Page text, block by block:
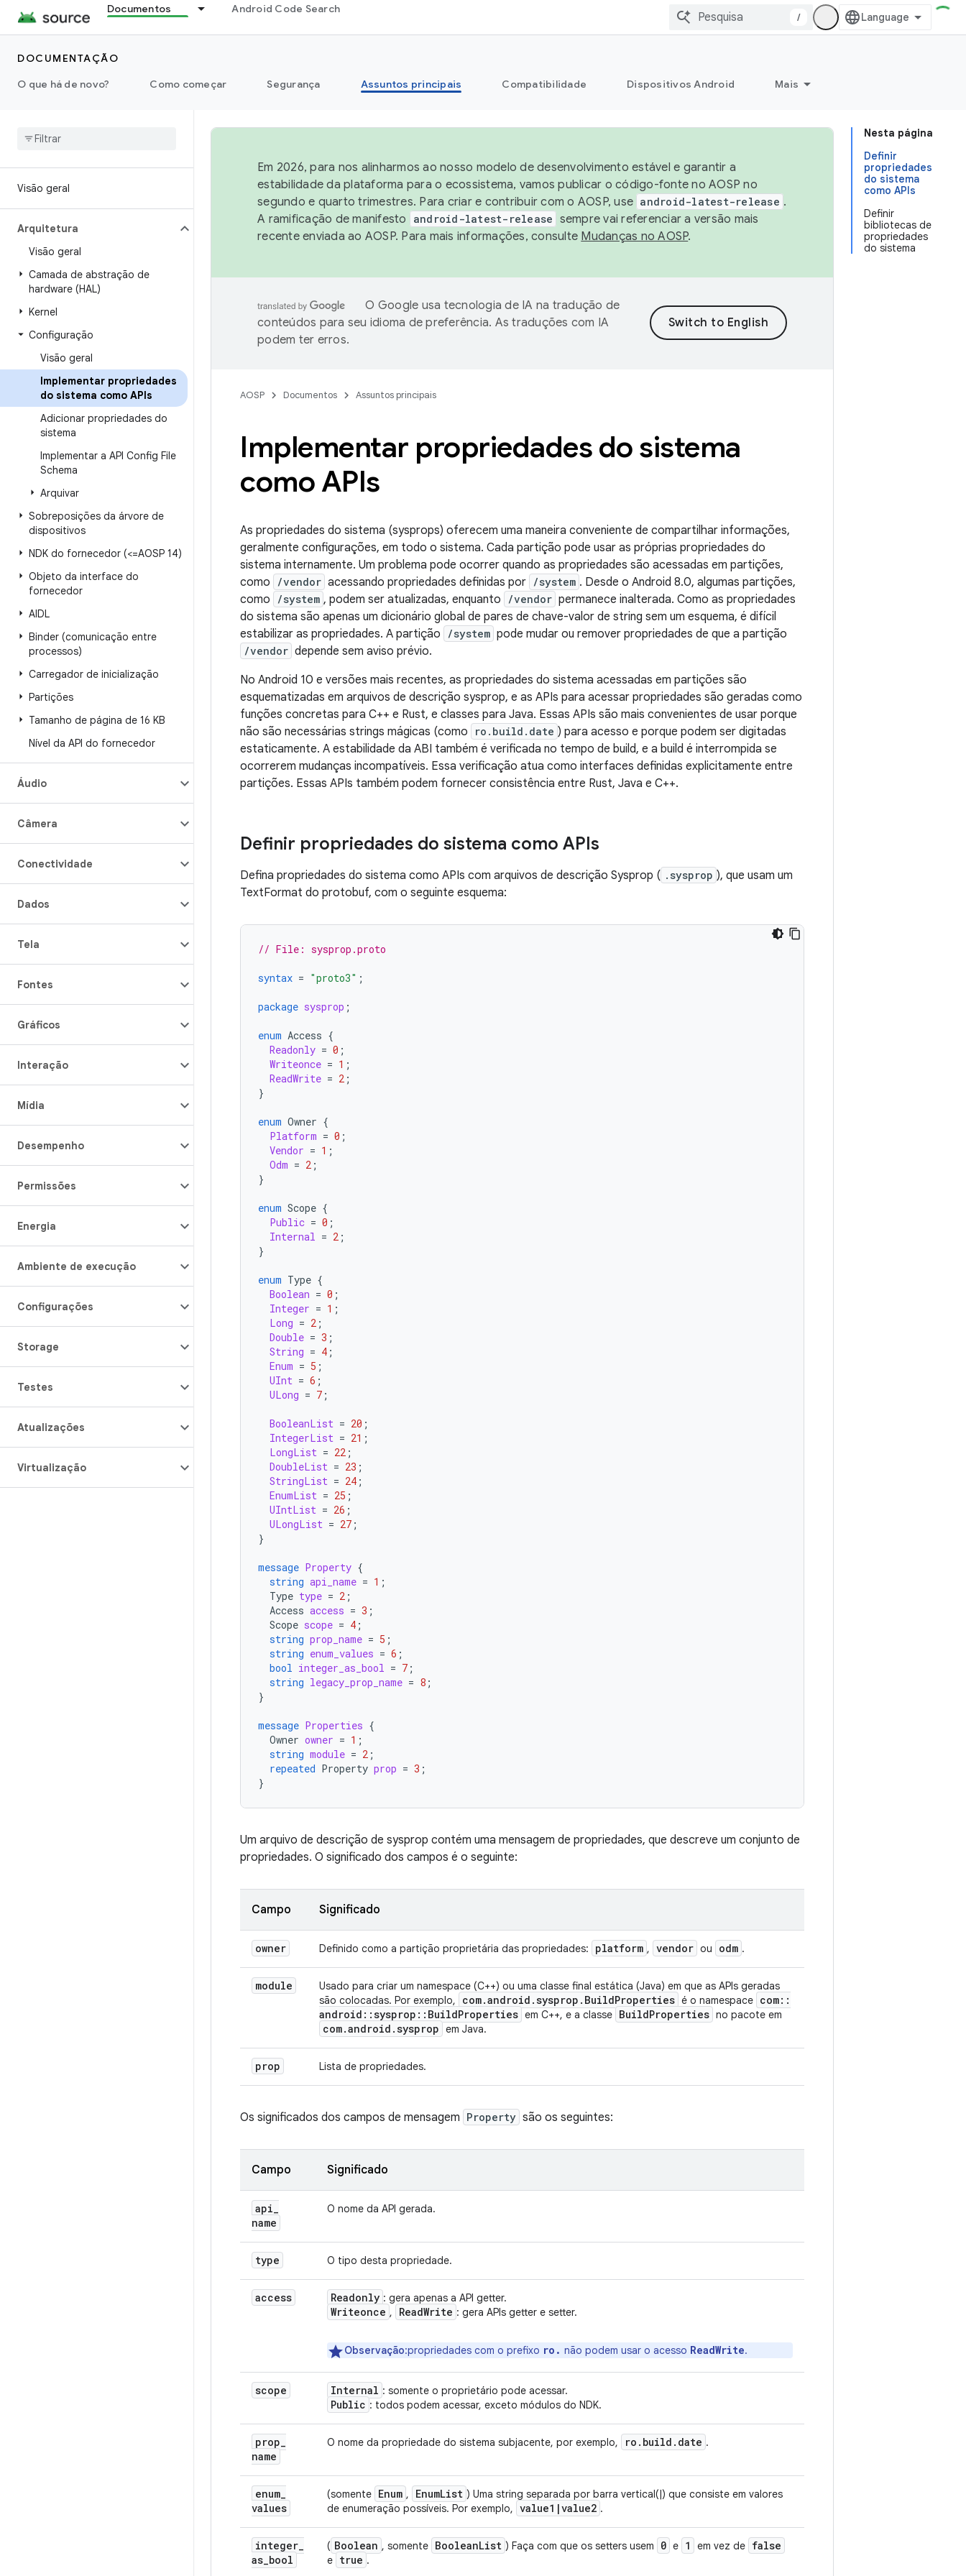
Documentos Android Code Search
/
DOCUMENTAÇÃO
O que há de novo?
Como começar Segurança Assuntos principais Compatibilidade Dispositivos Android Mais
Visão geral
Arquitetura
Visão geral
Camada de abstração de
hardware (HAL)
Kernel
Configuração
Visão geral
Implementar propriedades
do sistema como APIs
Adicionar propriedades do
sistema
Implementar a API Config File
Schema
Arquivar
Sobreposições da árvore de
dispositivos
NDK do fornecedor (<=AOSP 14)
Objeto da interface do
fornecedor
AIDL
Binder (comunicação entre
processos)
Carregador de inicialização
Partições
Tamanho de página de 16 KB
Nível da API do fornecedor
Áudio
Câmera
Conectividade
Dados
Tela
Fontes
Gráficos
Interação
Mídia
Desempenho
Permissões
Energia
Ambiente de execução
Configurações
Storage
Testes
Atualizações
Virtualização
Nesta página
Definir
propriedades
do sistema
como APIs
Definir
bibliotecas de
propriedades
do sistema
Em 2026, para nos alinharmos ao nosso modelo de desenvolvimento estável e garantir a
estabilidade da plataforma para o ecossistema, vamos publicar o código-fonte no AOSP no
segundo e quarto trimestres. Para criar e contribuir com o AOSP, use android-latest-release .
A ramificação de manifesto
android-latest-release sempre vai referenciar a versão mais
recente enviada ao AOSP. Para mais informações, consulte Mudanças no AOSP.
O Google usa tecnologia de IA na tradução de
conteúdos para seu idioma de preferência. As traduções com IA
podem ter erros.
AOSP Documentos Assuntos principais
Implementar propriedades do sistema
como APIs
As propriedades do sistema (sysprops) oferecem uma maneira conveniente de compartilhar informações,
geralmente configurações, em todo o sistema. Cada partição pode usar as próprias propriedades do
sistema internamente. Um problema pode ocorrer quando as propriedades são acessadas em partições,
como
/vendor acessando propriedades definidas por /system . Desde o Android 8.0, algumas partições,
como
/system , podem ser atualizadas, enquanto /vendor permanece inalterada. Como as propriedades
do sistema são apenas um dicionário global de pares de chave-valor de string sem um esquema, é difícil
estabilizar as propriedades. A partição
/system pode mudar ou remover propriedades de que a partição
/vendor depende sem aviso prévio.
No Android 10 e versões mais recentes, as propriedades do sistema acessadas em partições são
esquematizadas em arquivos de descrição sysprop, e as APIs para acessar propriedades são geradas como
funções concretas para C++ e Rust, e classes para Java. Essas APIs são mais convenientes de usar porque
não são necessárias strings mágicas (como
ro.build.date ) para acesso e porque podem ser digitadas
estaticamente. A estabilidade da ABI também é verificada no tempo de build, e a build é interrompida se
ocorrerem mudanças incompatíveis. Essa verificação atua como interfaces definidas explicitamente entre
partições. Essas APIs também podem fornecer consistência entre Rust, Java e C++.
Definir propriedades do sistema como APIs
Defina propriedades do sistema como APIs com arquivos de descrição Sysprop ( .sysprop ), que usam um
TextFormat do protobuf, com o seguinte esquema:
// File: sysprop.proto
syntax = "proto3" ;
package sysprop ;
enum Access {
Readonly = 0 ;
Writeonce = 1 ;
ReadWrite = 2 ;
}
enum Owner {
Platform = 0 ;
Vendor = 1 ;
Odm = 2 ;
}
enum Scope {
Public = 0 ;
Internal = 2 ;
}
enum Type {
Boolean = 0 ;
Integer = 1 ;
Long = 2 ;
Double = 3 ;
String = 4 ;
Enum = 5 ;
UInt = 6 ;
ULong = 7 ;
BooleanList = 20 ;
IntegerList = 21 ;
LongList = 22 ;
DoubleList = 23 ;
StringList = 24 ;
EnumList = 25 ;
UIntList = 26 ;
ULongList = 27 ;
}
message Property {
string api_name = 1 ;
Type type = 2 ;
Access access = 3 ;
Scope scope = 4 ;
string prop_name = 5 ;
string enum_values = 6 ;
bool integer_as_bool = 7 ;
string legacy_prop_name = 8 ;
}
message Properties {
Owner owner = 1 ;
string module = 2 ;
repeated Property prop = 3 ;
}
Um arquivo de descrição de sysprop contém uma mensagem de propriedades, que descreve um conjunto de
propriedades. O significado dos campos é o seguinte:
Campo Significado
owner Definido como a partição proprietária das propriedades: platform , vendor ou odm .
module
Usado para criar um namespace (C++) ou uma classe final estática (Java) em que as APIs geradas
são colocadas. Por exemplo,
com.android .sysprop . BuildProperties é o namespace com::
android ::sysprop :: BuildProperties em C++, e a classe BuildProperties no pacote em
com.android .sysprop em Java.
prop Lista de propriedades.
Os significados dos campos de mensagem Property são os seguintes:
Campo Significado
api_
name
O nome da API gerada.
type O tipo desta propriedade.
access Readonly : gera apenas a API getter.
Writeonce , ReadWrite : gera APIs getter e setter.
Observação:propriedades com o prefixo ro. não podem usar o acesso ReadWrite.
scope Internal : somente o proprietário pode acessar.
Public : todos podem acessar, exceto módulos do NDK.
prop_
name
O nome da propriedade do sistema subjacente, por exemplo, ro . build . date .
enum_
values
(somente Enum , EnumList ) Uma string separada por barra vertical(|) que consiste em valores
de enumeração possíveis. Por exemplo, value1 |value2 .
integer_
as_bool
( Boolean , somente BooleanList ) Faça com que os setters usem 0 e 1 em vez de false
e true .